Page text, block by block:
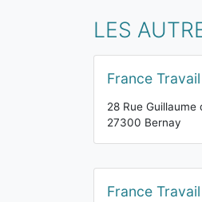
LES
France
28 Rue Guillaume
27300 Bernay
France